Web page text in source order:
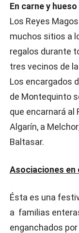
En carne y hueso
Los Reyes
muchos sitios a
regalos durante
tres vecinos de
Los encargados
de Montequinto
que encarnará al
Algarín, a
Baltasar.
Asociaciones en
Ésta es una
a familias
enganchados